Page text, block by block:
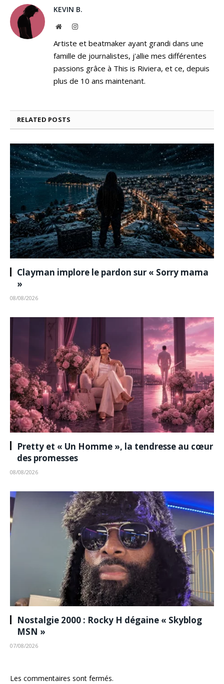
KEVIN B.
WebsiteInstagram
Artiste et beatmaker ayant grandi dans une
famille de journalistes, j'allie mes différentes
passions grâce à This is Riviera, et ce, depuis
plus de 10 ans maintenant.
RELATED POSTS
Clayman implore le pardon sur « Sorry mama
»
08/08/2026
Pretty et « Un Homme », la tendresse au cœur
des promesses
08/08/2026
Nostalgie 2000 : Rocky H dégaine « Skyblog
MSN »
07/08/2026
Les commentaires sont fermés.